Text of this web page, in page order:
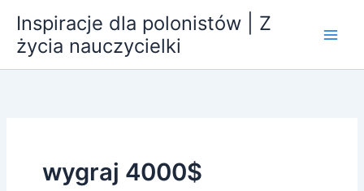
treści
Inspiracje dla polonistów | Z
życia nauczycielki
wygraj 4000$